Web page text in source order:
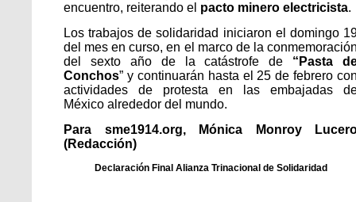
encuentro, reiterando el pacto minero electricista.
Los trabajos de solidaridad iniciaron el domingo
del mes en curso, en el marco de la
del sexto año de la catástrofe de “Pasta
Conchos” y continuarán hasta el 25 de febrero
actividades de protesta en las embajadas
México alrededor del mundo.
Para sme1914.org, Mónica Monroy
(Redacción)
Declaración Final Alianza Trinacional de Solidaridad